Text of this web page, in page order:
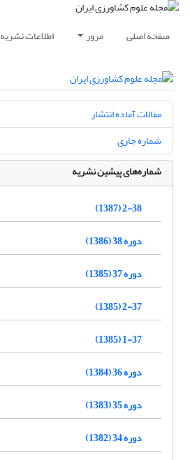
صفحه اصلی مرور اطلاعات نشریه
مقالات آماده انتشار
شماره جاری
شماره‌های پیشین نشریه
2-38 (1387)
دوره 38 (1386)
دوره 37 (1385)
2-37 (1385)
1-37 (1385)
دوره 36 (1384)
دوره 35 (1383)
دوره 34 (1382)